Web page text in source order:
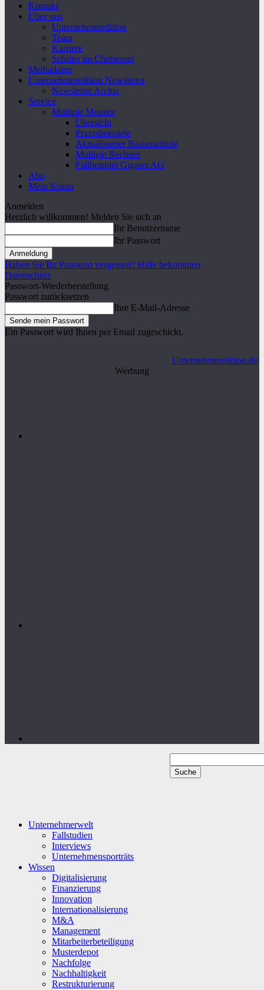
Kontakt
Über uns
Unternehmeredition
Team
Karriere
Schüler im Chefsessel
Mediadaten
Unternehmeredition Newsletter
Newsletter Archiv
Service
Multiple Monitor
Übersicht
Praxisbeispiele
Aktualisierter Basismultiple
Multiple Rechner
Fallbeispiel Gigaset AG
Abo
Mein Konto
Anmelden
Herzlich willkommen! Melden Sie sich an
Ihr Benutzername
Ihr Passwort
Haben Sie Ihr Passwort vergessen? Hilfe bekommen
Datenschutz
Passwort-Wiederherstellung
Passwort zurücksetzen
Ihre E-Mail-Adresse
Ein Passwort wird Ihnen per Email zugeschickt.
Unternehmeredition.de
Werbung
Unternehmerwelt
Fallstudien
Interviews
Unternehmensporträts
Wissen
Digitalisierung
Finanzierung
Innovation
Internationalisierung
M&A
Management
Mitarbeiterbeteiligung
Musterdepot
Nachfolge
Nachhaltigkeit
Restrukturierung